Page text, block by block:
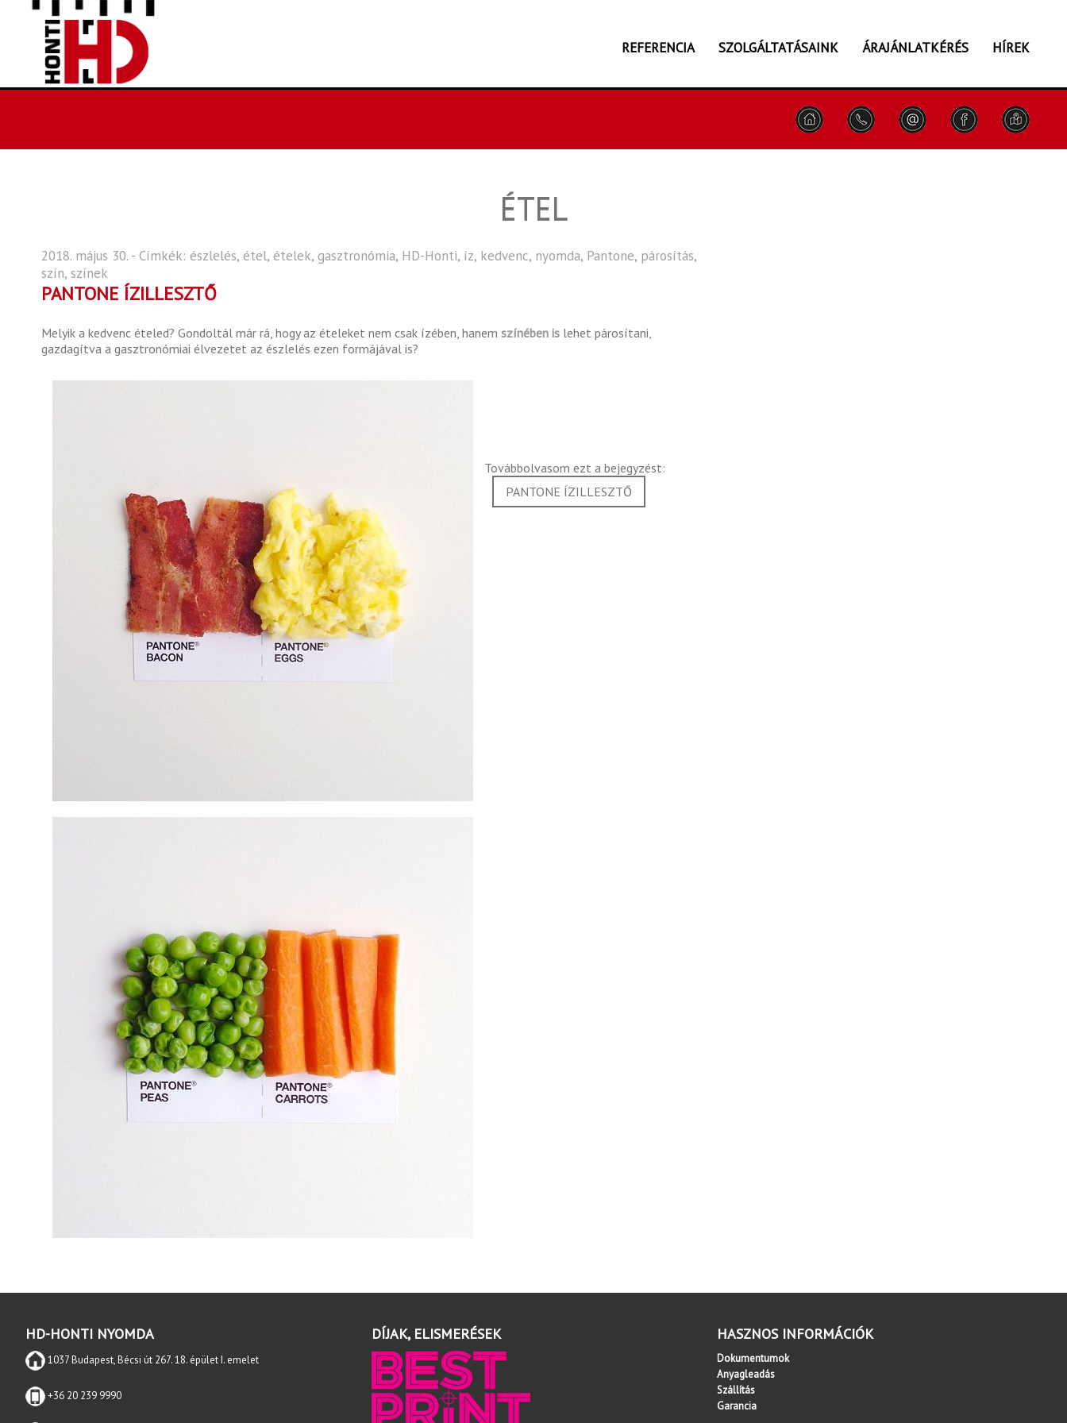
REFERENCIA SZOLGÁLTATÁSAINK ÁRAJÁNLATKÉRÉS HÍREK
ÉTEL
2018. május 30. - Címkék: észlelés, étel, ételek, gasztronómia, HD-Honti, íz, kedvenc, nyomda, Pantone, párosítás,
szín, színek
PANTONE ÍZILLESZTŐ
Melyik a kedvenc ételed? Gondoltál már rá, hogy az ételeket nem csak ízében, hanem színében is lehet párosítani,
gazdagítva a gasztronómiai élvezetet az észlelés ezen formájával is?
Továbbolvasom ezt a bejegyzést:
PANTONE ÍZILLESZTŐ
HD-HONTI NYOMDA
1037 Budapest, Bécsi út 267. 18. épület I. emelet
+36 20 239 9990
DÍJAK, ELISMERÉSEK HASZNOS INFORMÁCIÓK
Dokumentumok
Anyagleadás
Szállítás
Garancia